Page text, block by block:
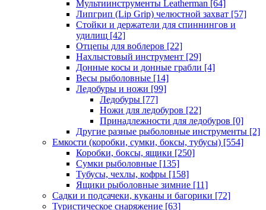
Мультиинструменты Leatherman [64]
Липгрип (Lip Grip) челюстной захват [57]
Стойки и держатели для спиннингов и
удилищ [42]
Отцепы для воблеров [22]
Нахлыстовый инструмент [29]
Донные косы и донные грабли [4]
Весы рыболовные [14]
Ледобуры и ножи [99]
Ледобуры [77]
Ножи для ледобуров [22]
Принадлежности для ледобуров [0]
Другие разные рыболовные инструменты [2]
Емкости (коробки, сумки, боксы, тубусы) [554]
Коробки, боксы, ящики [250]
Сумки рыболовные [135]
Тубусы, чехлы, кофры [158]
Ящики рыболовные зимние [11]
Садки и подсачеки, куканы и багорики [72]
Туристическое снаряжение [63]